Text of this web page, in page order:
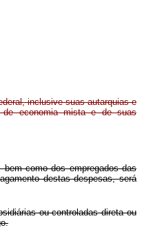
inclusive suas autarquias e
de economia mista e de suas
como dos empregados das
destas despesas, será
ou controladas direta ou